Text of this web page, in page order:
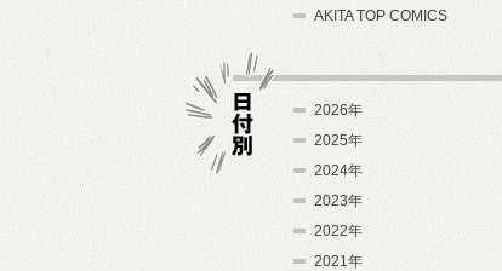
AKITA TOP COMICS
2026年
2025年
2024年
2023年
2022年
2021年